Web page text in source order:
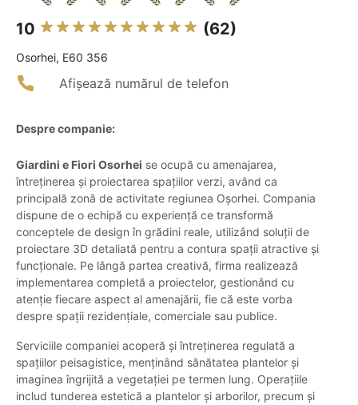
10 (62)
Osorhei, E60 356
Afișează numărul de telefon
Despre companie:
Giardini e Fiori Osorhei se ocupă cu amenajarea,
întreținerea și proiectarea spațiilor verzi, având ca
principală zonă de activitate regiunea Oșorhei. Compania
dispune de o echipă cu experiență ce transformă
conceptele de design în grădini reale, utilizând soluții de
proiectare 3D detaliată pentru a contura spații atractive și
funcționale. Pe lângă partea creativă, firma realizează
implementarea completă a proiectelor, gestionând cu
atenție fiecare aspect al amenajării, fie că este vorba
despre spații rezidențiale, comerciale sau publice.
Serviciile companiei acoperă și întreținerea regulată a
spațiilor peisagistice, menținând sănătatea plantelor și
imaginea îngrijită a vegetației pe termen lung. Operațiile
includ tunderea estetică a plantelor și arborilor, precum și